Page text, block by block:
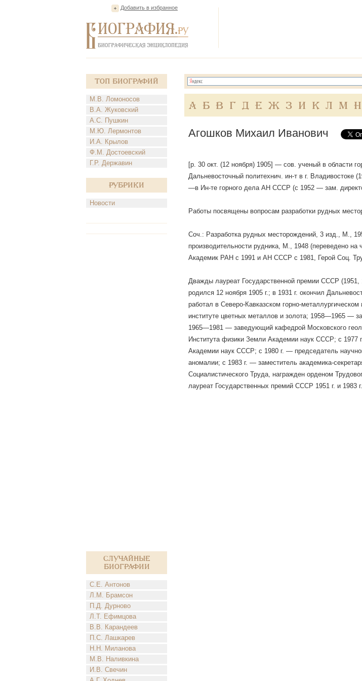
Добавить в избранное
Топ Биографий
М.В. Ломоносов
В.А. Жуковский
А.С. Пушкин
М.Ю. Лермонтов
И.А. Крылов
Ф.М. Достоевский
Г.Р. Державин
Рубрики
Новости
Случайные
биографии
С.Е. Антонов
Л.М. Брамсон
П.Д. Дурново
Л.Т. Ефимцова
В.В. Карандеев
П.С. Лашкарев
Н.Н. Миланова
М.В. Наливкина
И.В. Свечин
А Б В Г Д Е Ж З И К Л М Н
Агошков Михаил Иванович
[р. 30 окт. (12 ноября) 1905] — сов. ученый в области
Дальневосточный политехнич. ин-т в г. Владивостоке
—в Ин-те горного дела АН СССР (с 1952 — зам.
Работы посвящены вопросам разработки рудных
Соч.: Разработка рудных месторождений, 3 изд., М.,
производительности рудника, М., 1948 (переведено
Академик РАН с 1991 и АН СССР с 1981, Герой Соц.
Дважды лауреат Государственной премии СССР
родился 12 ноября 1905 г.; в 1931 г. окончил
работал в Северо-Кавказском горно-
институте цветных металлов и золота; 1958—1965 —
1965—1981 — заведующий кафедрой Московского
Института физики Земли Академии наук СССР; с 1977
Академии наук СССР; с 1980 г. — председатель
аномалии; с 1983 г. — заместитель академика-
Социалистического Труда, награжден орденом
лауреат Государственных премий СССР 1951 г. и 1983